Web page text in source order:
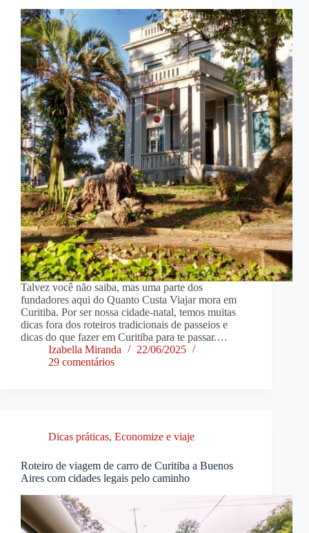
Talvez você não saiba, mas uma parte dos
fundadores aqui do Quanto Custa Viajar mora em
Curitiba. Por ser nossa cidade-natal, temos muitas
dicas fora dos roteiros tradicionais de passeios e
dicas do que fazer em Curitiba para te passar.…
Izabella Miranda
22/06/2025
29 comentários
Dicas práticas, Economize e viaje
Roteiro de viagem de carro de Curitiba a Buenos
Aires com cidades legais pelo caminho